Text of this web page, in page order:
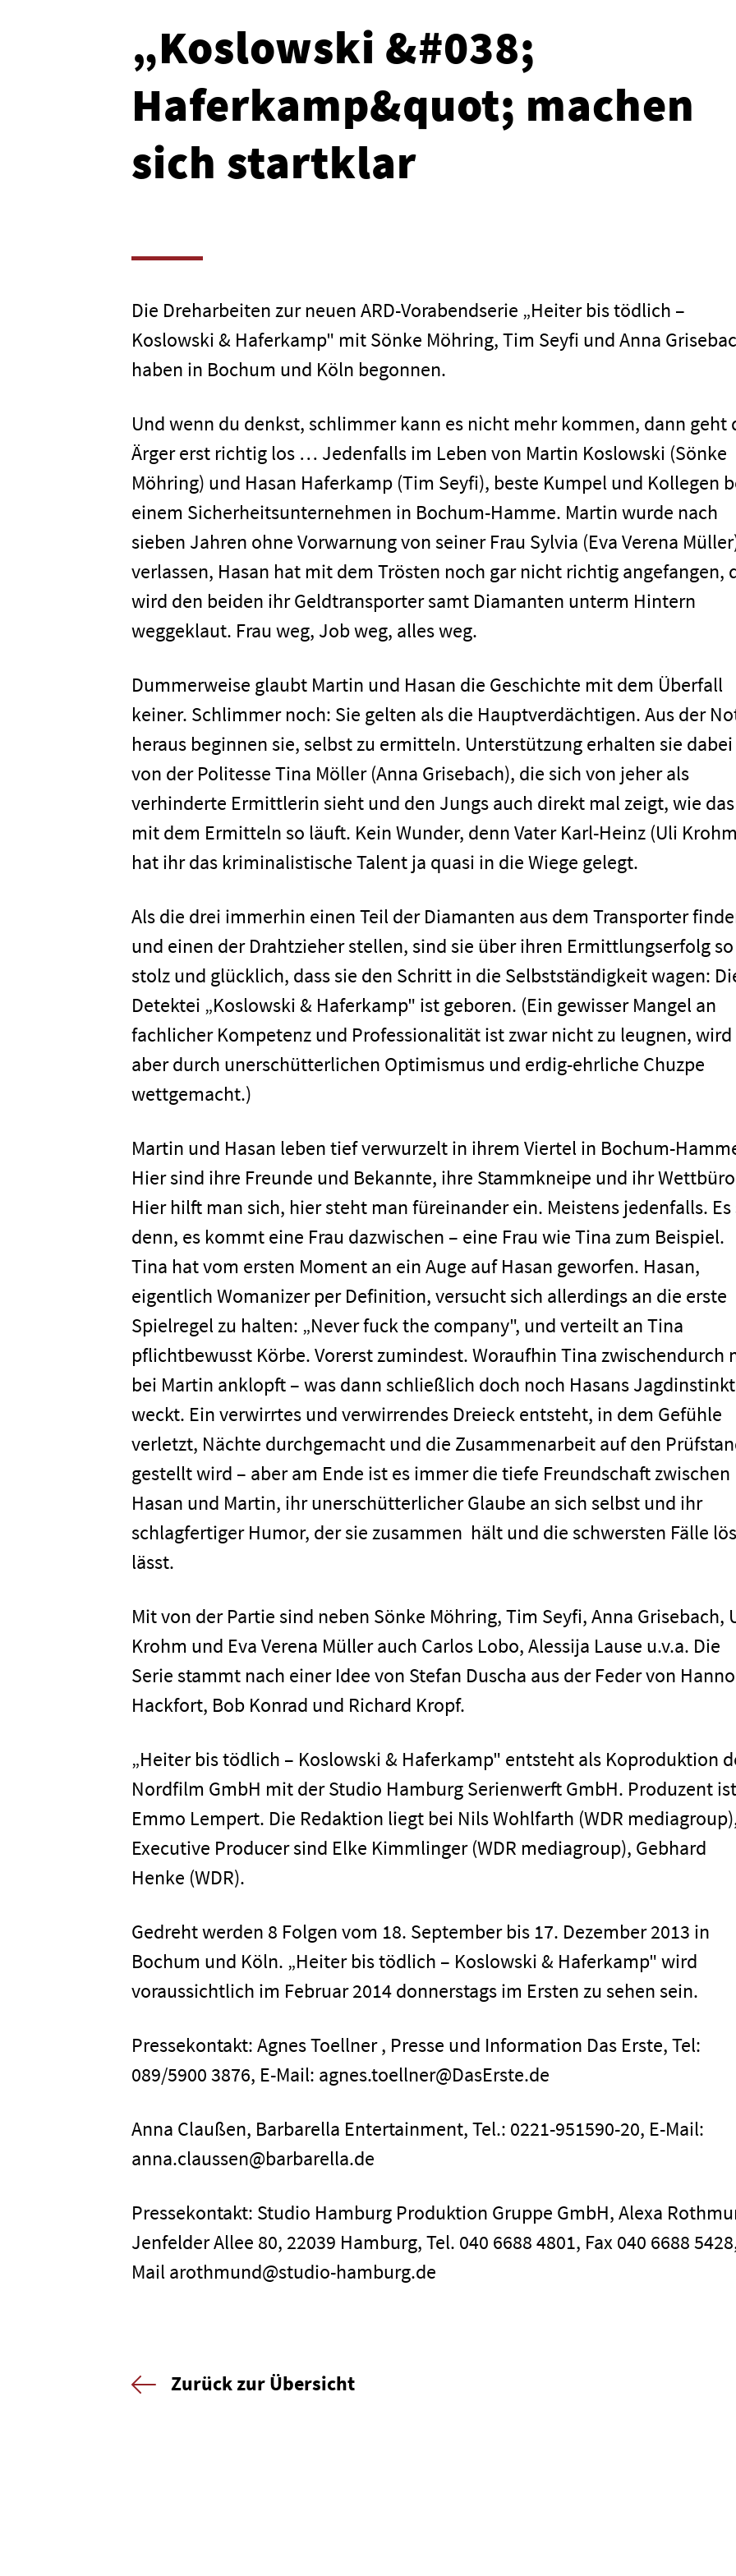
„Koslowski &#038;
Haferkamp&quot; machen
sich startklar
Die Dreharbeiten zur neuen ARD-Vorabendserie „Heiter bis tödlich –
Koslowski & Haferkamp" mit Sönke Möhring, Tim Seyfi und Anna
haben in Bochum und Köln begonnen.
Und wenn du denkst, schlimmer kann es nicht mehr kommen, dann geht
Ärger erst richtig los … Jedenfalls im Leben von Martin Koslowski (Sönke
Möhring) und Hasan Haferkamp (Tim Seyfi), beste Kumpel und Kollegen
einem Sicherheitsunternehmen in Bochum-Hamme. Martin wurde nach
sieben Jahren ohne Vorwarnung von seiner Frau Sylvia (Eva Verena
verlassen, Hasan hat mit dem Trösten noch gar nicht richtig angefangen,
wird den beiden ihr Geldtransporter samt Diamanten unterm Hintern
weggeklaut. Frau weg, Job weg, alles weg.
Dummerweise glaubt Martin und Hasan die Geschichte mit dem Überfall
keiner. Schlimmer noch: Sie gelten als die Hauptverdächtigen. Aus der
heraus beginnen sie, selbst zu ermitteln. Unterstützung erhalten sie dabei
von der Politesse Tina Möller (Anna Grisebach), die sich von jeher als
verhinderte Ermittlerin sieht und den Jungs auch direkt mal zeigt, wie das
mit dem Ermitteln so läuft. Kein Wunder, denn Vater Karl-Heinz (Uli
hat ihr das kriminalistische Talent ja quasi in die Wiege gelegt.
Als die drei immerhin einen Teil der Diamanten aus dem Transporter
und einen der Drahtzieher stellen, sind sie über ihren Ermittlungserfolg so
stolz und glücklich, dass sie den Schritt in die Selbstständigkeit wagen:
Detektei „Koslowski & Haferkamp" ist geboren. (Ein gewisser Mangel an
fachlicher Kompetenz und Professionalität ist zwar nicht zu leugnen, wird
aber durch unerschütterlichen Optimismus und erdig-ehrliche Chuzpe
wettgemacht.)
Martin und Hasan leben tief verwurzelt in ihrem Viertel in Bochum-
Hier sind ihre Freunde und Bekannte, ihre Stammkneipe und ihr
Hier hilft man sich, hier steht man füreinander ein. Meistens jedenfalls. Es
denn, es kommt eine Frau dazwischen – eine Frau wie Tina zum Beispiel.
Tina hat vom ersten Moment an ein Auge auf Hasan geworfen. Hasan,
eigentlich Womanizer per Definition, versucht sich allerdings an die erste
Spielregel zu halten: „Never fuck the company", und verteilt an Tina
pflichtbewusst Körbe. Vorerst zumindest. Woraufhin Tina zwischendurch
bei Martin anklopft – was dann schließlich doch noch Hasans Jagdinstinkt
weckt. Ein verwirrtes und verwirrendes Dreieck entsteht, in dem Gefühle
verletzt, Nächte durchgemacht und die Zusammenarbeit auf den
gestellt wird – aber am Ende ist es immer die tiefe Freundschaft zwischen
Hasan und Martin, ihr unerschütterlicher Glaube an sich selbst und ihr
schlagfertiger Humor, der sie zusammen hält und die schwersten Fälle
lässt.
Mit von der Partie sind neben Sönke Möhring, Tim Seyfi, Anna Grisebach,
Krohm und Eva Verena Müller auch Carlos Lobo, Alessija Lause u.v.a. Die
Serie stammt nach einer Idee von Stefan Duscha aus der Feder von Hanno
Hackfort, Bob Konrad und Richard Kropf.
„Heiter bis tödlich – Koslowski & Haferkamp" entsteht als Koproduktion
Nordfilm GmbH mit der Studio Hamburg Serienwerft GmbH. Produzent ist
Emmo Lempert. Die Redaktion liegt bei Nils Wohlfarth (WDR
Executive Producer sind Elke Kimmlinger (WDR mediagroup), Gebhard
Henke (WDR).
Gedreht werden 8 Folgen vom 18. September bis 17. Dezember 2013 in
Bochum und Köln. „Heiter bis tödlich – Koslowski & Haferkamp" wird
voraussichtlich im Februar 2014 donnerstags im Ersten zu sehen sein.
Pressekontakt: Agnes Toellner , Presse und Information Das Erste, Tel:
089/5900 3876, E-Mail: agnes.toellner@DasErste.de
Anna Claußen, Barbarella Entertainment, Tel.: 0221-951590-20, E-Mail:
anna.claussen@barbarella.de
Pressekontakt: Studio Hamburg Produktion Gruppe GmbH, Alexa
Jenfelder Allee 80, 22039 Hamburg, Tel. 040 6688 4801, Fax 040 6688
Mail arothmund@studio-hamburg.de
Zurück zur Übersicht
Home
Unternehmen
Presse
Karriere
Newsletter Datenschutz Impressum